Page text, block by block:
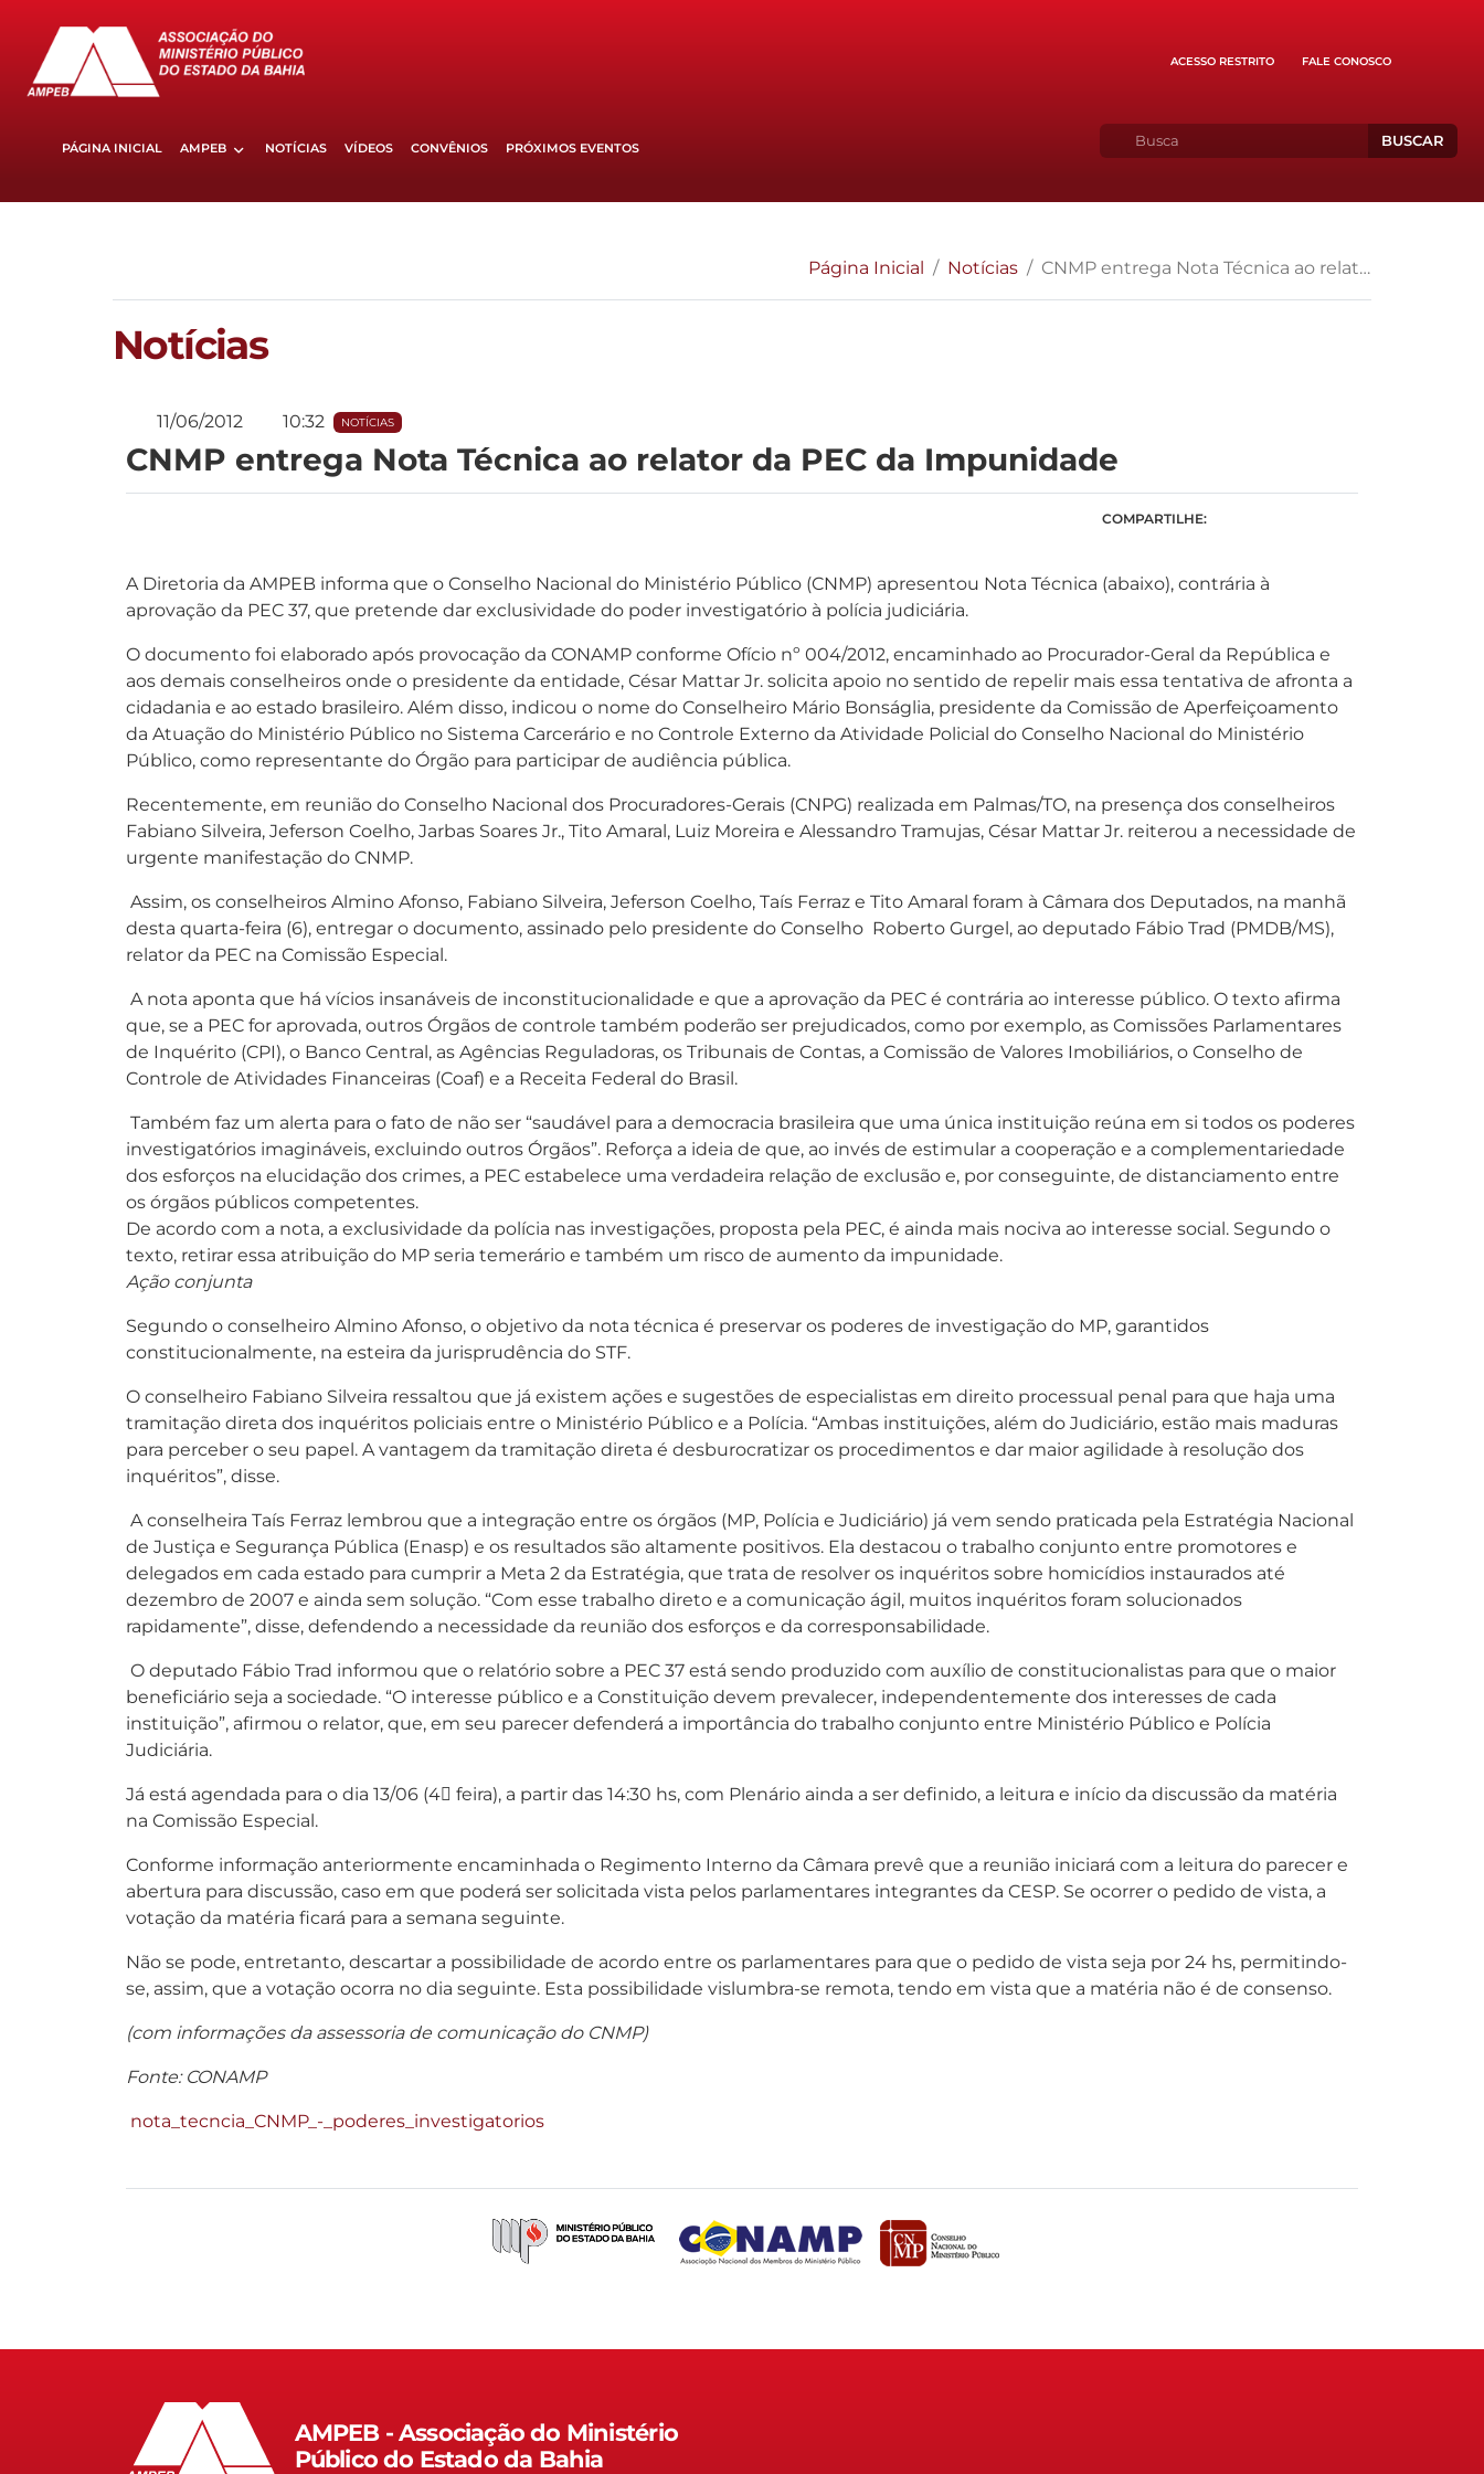
ACESSO RESTRITO FALE CONOSCO
PÁGINA INICIAL AMPEB NOTÍCIAS VÍDEOS CONVÊNIOS PRÓXIMOS EVENTOS BUSCAR
Página Inicial Notícias CNMP entrega Nota Técnica ao relator da PEC da Impunidade
Notícias
11/06/2012 10:32 NOTÍCIAS
CNMP entrega Nota Técnica ao relator da PEC da Impunidade
COMPARTILHE:
A Diretoria da AMPEB informa que o Conselho Nacional do Ministério Público (CNMP) apresentou Nota Técnica (abaixo), contrária à
aprovação da PEC 37, que pretende dar exclusividade do poder investigatório à polícia judiciária.
O documento foi elaborado após provocação da CONAMP conforme Ofício nº 004/2012, encaminhado ao Procurador-Geral da República e
aos demais conselheiros onde o presidente da entidade, César Mattar Jr. solicita apoio no sentido de repelir mais essa tentativa de afronta a
cidadania e ao estado brasileiro. Além disso, indicou o nome do Conselheiro Mário Bonságlia, presidente da Comissão de Aperfeiçoamento
da Atuação do Ministério Público no Sistema Carcerário e no Controle Externo da Atividade Policial do Conselho Nacional do Ministério
Público, como representante do Órgão para participar de audiência pública.
Recentemente, em reunião do Conselho Nacional dos Procuradores-Gerais (CNPG) realizada em Palmas/TO, na presença dos conselheiros
Fabiano Silveira, Jeferson Coelho, Jarbas Soares Jr., Tito Amaral, Luiz Moreira e Alessandro Tramujas, César Mattar Jr. reiterou a necessidade de
urgente manifestação do CNMP.
Assim, os conselheiros Almino Afonso, Fabiano Silveira, Jeferson Coelho, Taís Ferraz e Tito Amaral foram à Câmara dos Deputados, na manhã
desta quarta-feira (6), entregar o documento, assinado pelo presidente do Conselho Roberto Gurgel, ao deputado Fábio Trad (PMDB/MS),
relator da PEC na Comissão Especial.
A nota aponta que há vícios insanáveis de inconstitucionalidade e que a aprovação da PEC é contrária ao interesse público. O texto afirma
que, se a PEC for aprovada, outros Órgãos de controle também poderão ser prejudicados, como por exemplo, as Comissões Parlamentares
de Inquérito (CPI), o Banco Central, as Agências Reguladoras, os Tribunais de Contas, a Comissão de Valores Imobiliários, o Conselho de
Controle de Atividades Financeiras (Coaf) e a Receita Federal do Brasil.
Também faz um alerta para o fato de não ser “saudável para a democracia brasileira que uma única instituição reúna em si todos os poderes
investigatórios imagináveis, excluindo outros Órgãos”. Reforça a ideia de que, ao invés de estimular a cooperação e a complementariedade
dos esforços na elucidação dos crimes, a PEC estabelece uma verdadeira relação de exclusão e, por conseguinte, de distanciamento entre
os órgãos públicos competentes.
De acordo com a nota, a exclusividade da polícia nas investigações, proposta pela PEC, é ainda mais nociva ao interesse social. Segundo o
texto, retirar essa atribuição do MP seria temerário e também um risco de aumento da impunidade.
Ação conjunta
Segundo o conselheiro Almino Afonso, o objetivo da nota técnica é preservar os poderes de investigação do MP, garantidos
constitucionalmente, na esteira da jurisprudência do STF.
O conselheiro Fabiano Silveira ressaltou que já existem ações e sugestões de especialistas em direito processual penal para que haja uma
tramitação direta dos inquéritos policiais entre o Ministério Público e a Polícia. “Ambas instituições, além do Judiciário, estão mais maduras
para perceber o seu papel. A vantagem da tramitação direta é desburocratizar os procedimentos e dar maior agilidade à resolução dos
inquéritos”, disse.
A conselheira Taís Ferraz lembrou que a integração entre os órgãos (MP, Polícia e Judiciário) já vem sendo praticada pela Estratégia Nacional
de Justiça e Segurança Pública (Enasp) e os resultados são altamente positivos. Ela destacou o trabalho conjunto entre promotores e
delegados em cada estado para cumprir a Meta 2 da Estratégia, que trata de resolver os inquéritos sobre homicídios instaurados até
dezembro de 2007 e ainda sem solução. “Com esse trabalho direto e a comunicação ágil, muitos inquéritos foram solucionados
rapidamente”, disse, defendendo a necessidade da reunião dos esforços e da corresponsabilidade.
O deputado Fábio Trad informou que o relatório sobre a PEC 37 está sendo produzido com auxílio de constitucionalistas para que o maior
beneficiário seja a sociedade. “O interesse público e a Constituição devem prevalecer, independentemente dos interesses de cada
instituição”, afirmou o relator, que, em seu parecer defenderá a importância do trabalho conjunto entre Ministério Público e Polícia
Judiciária.
Já está agendada para o dia 13/06 (4 feira), a partir das 14:30 hs, com Plenário ainda a ser definido, a leitura e início da discussão da matéria
na Comissão Especial.
Conforme informação anteriormente encaminhada o Regimento Interno da Câmara prevê que a reunião iniciará com a leitura do parecer e
abertura para discussão, caso em que poderá ser solicitada vista pelos parlamentares integrantes da CESP. Se ocorrer o pedido de vista, a
votação da matéria ficará para a semana seguinte.
Não se pode, entretanto, descartar a possibilidade de acordo entre os parlamentares para que o pedido de vista seja por 24 hs, permitindo-
se, assim, que a votação ocorra no dia seguinte. Esta possibilidade vislumbra-se remota, tendo em vista que a matéria não é de consenso.
(com informações da assessoria de comunicação do CNMP)
Fonte: CONAMP
nota_tecncia_CNMP_-_poderes_investigatorios
AMPEB - Associação do Ministério
Público do Estado da Bahia